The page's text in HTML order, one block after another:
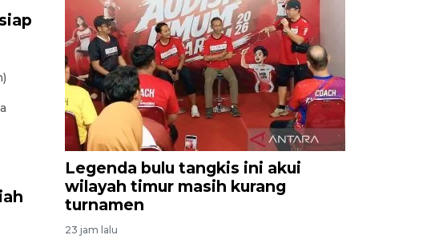
Legenda bulu tangkis ini akui
wilayah timur masih kurang
turnamen
23 jam lalu